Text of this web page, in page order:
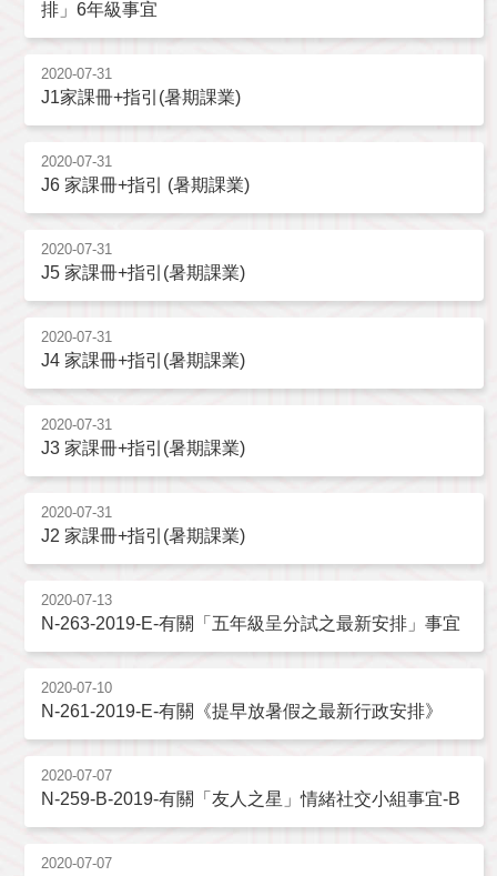
排」6年級事宜
2020-07-31
J1家課冊+指引(暑期課業)
2020-07-31
J6 家課冊+指引 (暑期課業)
2020-07-31
J5 家課冊+指引(暑期課業)
2020-07-31
J4 家課冊+指引(暑期課業)
2020-07-31
J3 家課冊+指引(暑期課業)
2020-07-31
J2 家課冊+指引(暑期課業)
2020-07-13
N-263-2019-E-有關「五年級呈分試之最新安排」事宜
2020-07-10
N-261-2019-E-有關《提早放暑假之最新行政安排》
2020-07-07
N-259-B-2019-有關「友人之星」情緒社交小組事宜-B
2020-07-07